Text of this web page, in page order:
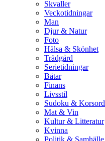
Skvaller
Veckotidningar
Man
Djur & Natur
Foto
Hälsa & Skönhet
Trädgård
Serietidningar
Båtar
Finans
Livsstil
Sudoku & Korsord
Mat & Vin
Kultur & Litteratur
Kvinna
Politik & Samhälle